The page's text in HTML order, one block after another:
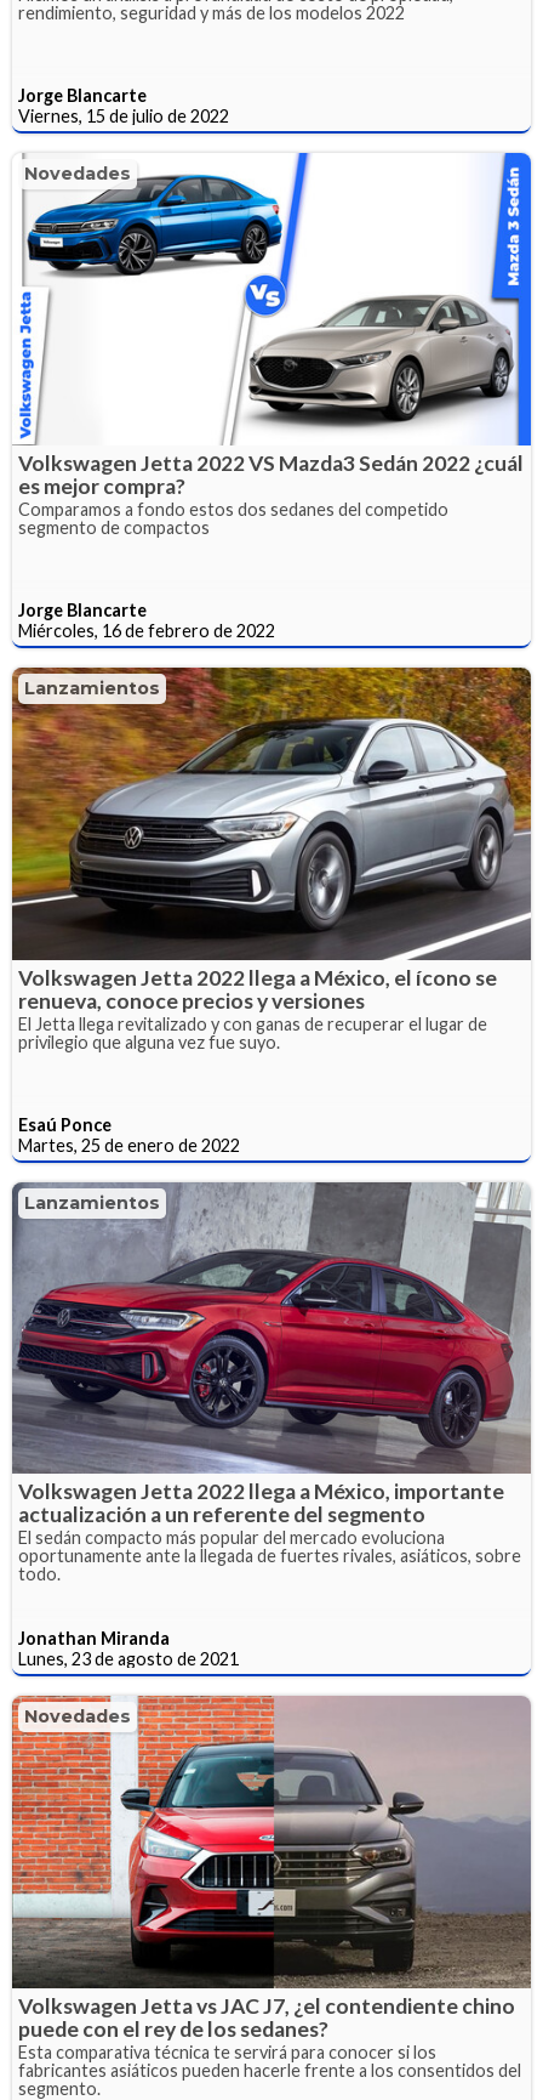
rendimiento, seguridad y más de los modelos 2022
Jorge Blancarte
Viernes, 15 de julio de 2022
Novedades
Volkswagen Jetta 2022 VS Mazda3 Sedán 2022 ¿cuál
es mejor compra?
Comparamos a fondo estos dos sedanes del competido
segmento de compactos
Jorge Blancarte
Miércoles, 16 de febrero de 2022
Lanzamientos
Volkswagen Jetta 2022 llega a México, el ícono se
renueva, conoce precios y versiones
El Jetta llega revitalizado y con ganas de recuperar el lugar de
privilegio que alguna vez fue suyo.
Esaú Ponce
Martes, 25 de enero de 2022
Lanzamientos
Volkswagen Jetta 2022 llega a México, importante
actualización a un referente del segmento
El sedán compacto más popular del mercado evoluciona
oportunamente ante la llegada de fuertes rivales, asiáticos, sobre
todo.
Jonathan Miranda
Lunes, 23 de agosto de 2021
Novedades
Volkswagen Jetta vs JAC J7, ¿el contendiente chino
puede con el rey de los sedanes?
Esta comparativa técnica te servirá para conocer si los
fabricantes asiáticos pueden hacerle frente a los consentidos del
segmento.